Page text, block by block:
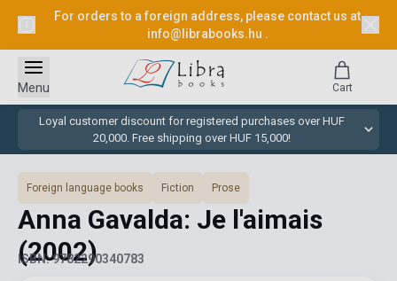
For orders to a foreign address, please contact us at
info@librabooks.hu .
Loyal customer discount for registered purchases over HUF
20,000. Free shipping over HUF 15,000!
Menu Cart
Foreign language books Fiction Prose
Anna Gavalda: Je l'aimais
(2002)
ISBN: 9782290340783